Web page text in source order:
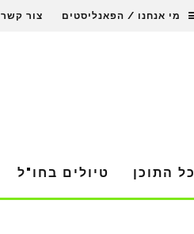
מי אנחנו / הפאנליסטים צור קשר
כל התוכן טיולים בחו"ל